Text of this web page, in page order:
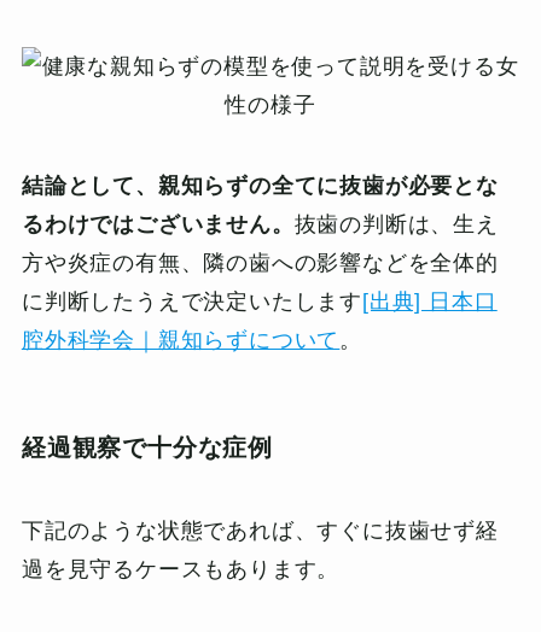
結論として、親知らずの全てに抜歯が必要とな
るわけではございません。 抜歯の判断は、生え
方や炎症の有無、隣の歯への影響などを全体的
に判断したうえで決定いたします [出典] 日本口
腔外科学会｜親知らずについて 。
経過観察で十分な症例
下記のような状態であれば、すぐに抜歯せず経
過を見守るケースもあります。